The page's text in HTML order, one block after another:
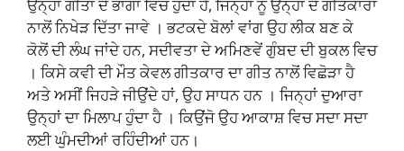
ਉਨ੍ਹਾਂ ਗੀਤਾਂ ਦੇ ਭਾਗਾਂ ਵਿਚ ਹੁੰਦਾ ਹੈ, ਜਿਨ੍ਹਾਂ ਨੂੰ ਉਨ੍ਹਾਂ ਦੇ ਗੀਤਕਾਰਾਂ
ਨਾਲੋਂ ਨਿਖੇੜ ਦਿੱਤਾ ਜਾਵੇ । ਭਟਕਦੇ ਬੋਲਾਂ ਵਾਂਗ ਉਹ ਲੀਕ ਬਣ ਕੇ
ਕੋਲੋਂ ਦੀ ਲੰਘ ਜਾਂਦੇ ਹਨ, ਸਦੀਵਤਾ ਦੇ ਅਮਿਣਵੇਂ ਗੁੰਬਦ ਦੀ ਬੁਕਲ ਵਿਚ
। ਕਿਸੇ ਕਵੀ ਦੀ ਮੌਤ ਕੇਵਲ ਗੀਤਕਾਰ ਦਾ ਗੀਤ ਨਾਲੋਂ ਵਿਛੋੜਾ ਹੈ
ਅਤੇ ਅਸੀਂ ਜਿਹੜੇ ਜੀਉਂਦੇ ਹਾਂ, ਉਹ ਸਾਧਨ ਹਨ । ਜਿਨ੍ਹਾਂ ਦੁਆਰਾ
ਉਨ੍ਹਾਂ ਦਾ ਮਿਲਾਪ ਹੁੰਦਾ ਹੈ । ਕਿਉਂਜੋ ਉਹ ਆਕਾਸ਼ ਵਿਚ ਸਦਾ ਸਦਾ
ਲਈ ਘੁੰਮਦੀਆਂ ਰਹਿੰਦੀਆਂ ਹਨ।